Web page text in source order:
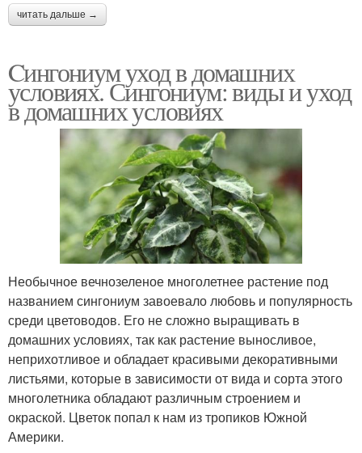
читать дальше →
Cингониум уход в домашних
условиях. Сингониум: виды и уход
в домашних условиях
Необычное вечнозеленое многолетнее растение под
названием сингониум завоевало любовь и популярность
среди цветоводов. Его не сложно выращивать в
домашних условиях, так как растение выносливое,
неприхотливое и обладает красивыми декоративными
листьями, которые в зависимости от вида и сорта этого
многолетника обладают различным строением и
окраской. Цветок попал к нам из тропиков Южной
Америки.